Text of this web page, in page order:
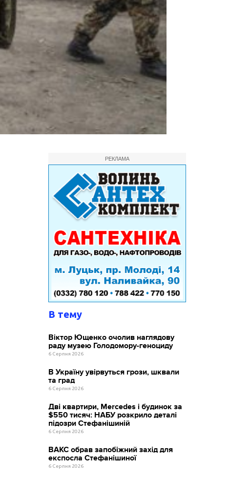
РЕКЛАМА
В тему
Віктор Ющенко очолив наглядову
раду музею Голодомору-геноциду
6 Серпня 2026
В Україну увірвуться грози, шквали
та град
6 Серпня 2026
Дві квартири, Mercedes і будинок за
$550 тисяч: НАБУ розкрило деталі
підозри Стефанішиній
6 Серпня 2026
ВАКС обрав запобіжний захід для
експосла Стефанішиної
6 Серпня 2026